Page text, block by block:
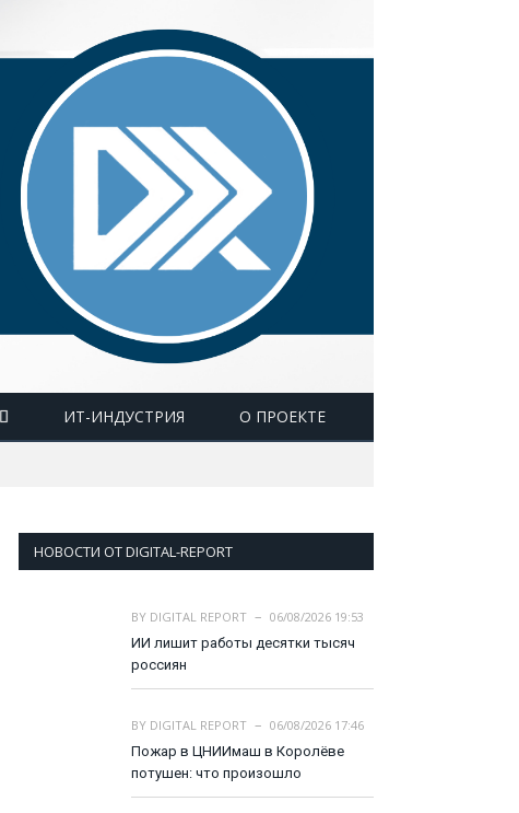
ИТ-ИНДУСТРИЯ О ПРОЕКТЕ
НОВОСТИ ОТ DIGITAL-REPORT
BY DIGITAL REPORT
06/08/2026 19:53
ИИ лишит работы десятки тысяч
россиян
BY DIGITAL REPORT
06/08/2026 17:46
Пожар в ЦНИИмаш в Королёве
потушен: что произошло